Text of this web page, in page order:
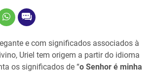
e com significados associados à
Uriel tem origem a partir do idioma
os significados de “o Senhor é minha